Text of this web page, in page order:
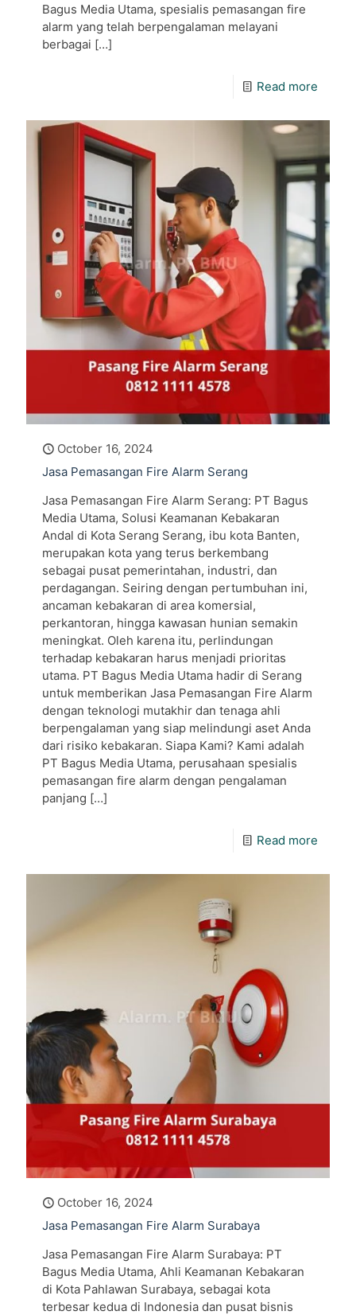
Bagus Media Utama, spesialis pemasangan fire
alarm yang telah berpengalaman melayani
berbagai […]
Read more
October 16, 2024
Jasa Pemasangan Fire Alarm Serang
Jasa Pemasangan Fire Alarm Serang: PT Bagus
Media Utama, Solusi Keamanan Kebakaran
Andal di Kota Serang Serang, ibu kota Banten,
merupakan kota yang terus berkembang
sebagai pusat pemerintahan, industri, dan
perdagangan. Seiring dengan pertumbuhan ini,
ancaman kebakaran di area komersial,
perkantoran, hingga kawasan hunian semakin
meningkat. Oleh karena itu, perlindungan
terhadap kebakaran harus menjadi prioritas
utama. PT Bagus Media Utama hadir di Serang
untuk memberikan Jasa Pemasangan Fire Alarm
dengan teknologi mutakhir dan tenaga ahli
berpengalaman yang siap melindungi aset Anda
dari risiko kebakaran. Siapa Kami? Kami adalah
PT Bagus Media Utama, perusahaan spesialis
pemasangan fire alarm dengan pengalaman
panjang […]
Read more
October 16, 2024
Jasa Pemasangan Fire Alarm Surabaya
Jasa Pemasangan Fire Alarm Surabaya: PT
Bagus Media Utama, Ahli Keamanan Kebakaran
di Kota Pahlawan Surabaya, sebagai kota
terbesar kedua di Indonesia dan pusat bisnis